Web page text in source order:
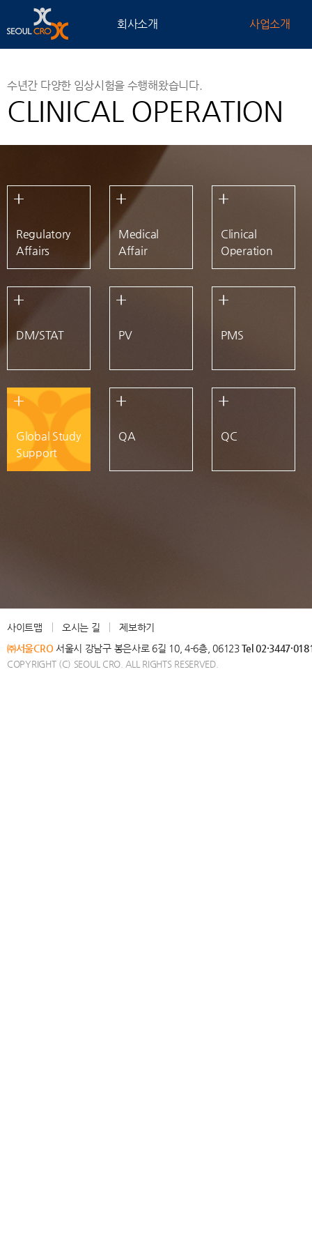
회사소개 사업소개
수년간 다양한 임상시험을 수행해왔습니다.
CLINICAL OPERATION
Regulatory
Affairs
Medical
Affair
Clinical
Operation
DM/STAT PV PMS
Global Study
Support
QA QC
사이트맵 오시는 길
제보하기
㈜서울CRO서울시 강남구 봉은사로 6길 10, 4-6층, 06123Tel
COPYRIGHT (C) SEOUL CRO. ALL RIGHTS RESERVED.